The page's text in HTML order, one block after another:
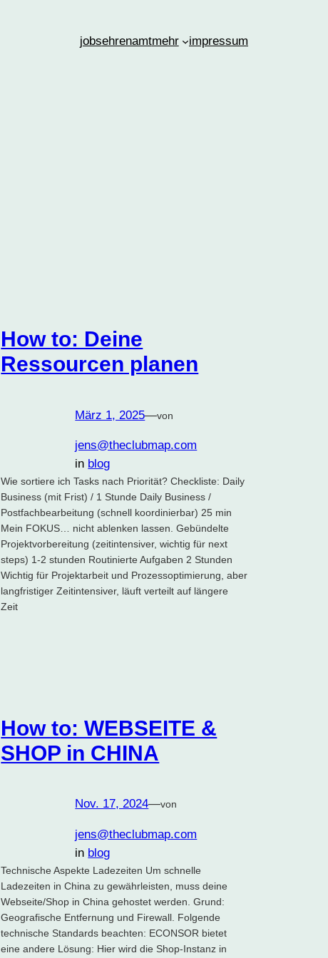
jobsehrenamtmehr impressum
How to: Deine
Ressourcen planen
März 1, 2025—von
jens@theclubmap.com
in blog
Wie sortiere ich Tasks nach Priorität? Checkliste: Daily
Business (mit Frist) / 1 Stunde Daily Business /
Postfachbearbeitung (schnell koordinierbar) 25 min
Mein FOKUS… nicht ablenken lassen. Gebündelte
Projektvorbereitung (zeitintensiver, wichtig für next
steps) 1-2 stunden Routinierte Aufgaben 2 Stunden
Wichtig für Projektarbeit und Prozessoptimierung, aber
langfristiger Zeitintensiver, läuft verteilt auf längere
Zeit
How to: WEBSEITE &
SHOP in CHINA
Nov. 17, 2024—von
jens@theclubmap.com
in blog
Technische Aspekte Ladezeiten Um schnelle
Ladezeiten in China zu gewährleisten, muss deine
Webseite/Shop in China gehostet werden. Grund:
Geografische Entfernung und Firewall. Folgende
technische Standards beachten: ECONSOR bietet
eine andere Lösung: Hier wird die Shop-Instanz in